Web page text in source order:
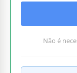
Não é